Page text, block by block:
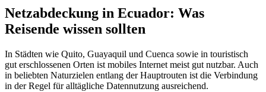
Netzabdeckung in Ecuador: Was
Reisende wissen sollten
In Städten wie Quito, Guayaquil und Cuenca sowie in touristisch
gut erschlossenen Orten ist mobiles Internet meist gut nutzbar. Auch
in beliebten Naturzielen entlang der Hauptrouten ist die Verbindung
in der Regel für alltägliche Datennutzung ausreichend.